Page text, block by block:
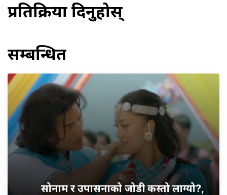
प्रतिक्रिया दिनुहोस्
सम्बन्धित
सोनाम र उपासनाको जोडी कस्तो लाग्यो?,